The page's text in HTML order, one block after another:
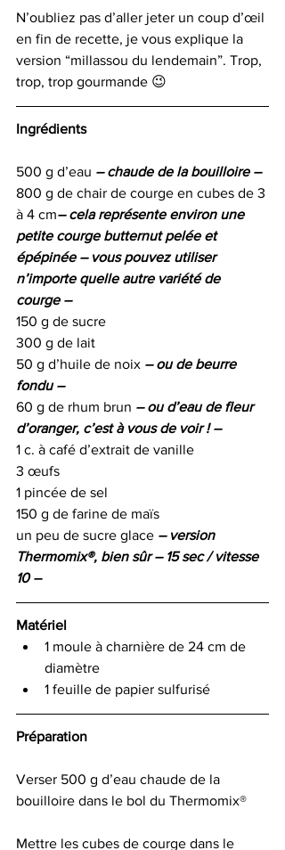
N’oubliez pas d’aller jeter un coup d’œil
en fin de recette, je vous explique la
version “millassou du lendemain”. Trop,
trop, trop gourmande 😉
Ingrédients
500 g d’eau – chaude de la bouilloire –
800 g de chair de courge en cubes de 3
à 4 cm– cela représente environ une
petite courge butternut pelée et
épépinée – vous pouvez utiliser
n’importe quelle autre variété de
courge –
150 g de sucre
300 g de lait
50 g d’huile de noix – ou de beurre
fondu –
60 g de rhum brun – ou d’eau de fleur
d’oranger, c’est à vous de voir ! –
1 c. à café d’extrait de vanille
3 œufs
1 pincée de sel
150 g de farine de maïs
un peu de sucre glace – version
Thermomix®, bien sûr – 15 sec / vitesse
10 –
Matériel
1 moule à charnière de 24 cm de
diamètre
1 feuille de papier sulfurisé
Préparation
Verser 500 g d’eau chaude de la
bouilloire dans le bol du Thermomix®
Mettre les cubes de courge dans le